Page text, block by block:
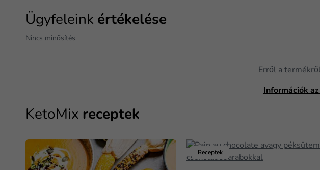
Ügyfeleink értékelése
Nincs minősítés
Erről a
Információk
KetoMix receptek
Receptek